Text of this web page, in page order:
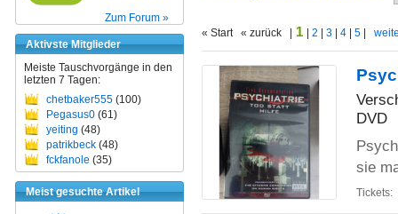
Zum Forum »
Aktivste Mitglieder
Meiste Tauschvorgänge in den
letzten 7 Tagen:
chetbaker555 (100)
Pegasus0 (61)
yeiting (48)
patrikbeck (48)
fckfanole (35)
Meist gesuchte Artikel
« Start « zurück | 1 2 3 4 5
DVD
sie
Tickets: